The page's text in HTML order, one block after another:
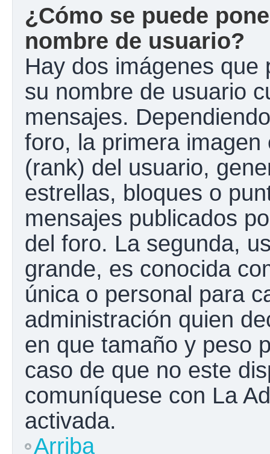
¿Cómo se puede
nombre de usuario?
Hay dos imágenes que
su nombre de usuario
mensajes.
foro, la primera
(rank) del usuario,
estrellas, bloques o
mensajes publicados
del foro. La segunda,
grande, es conocida
única o personal para
administración quien
en que tamaño y peso
caso de que no este
comuníquese con La
activada.
Arriba